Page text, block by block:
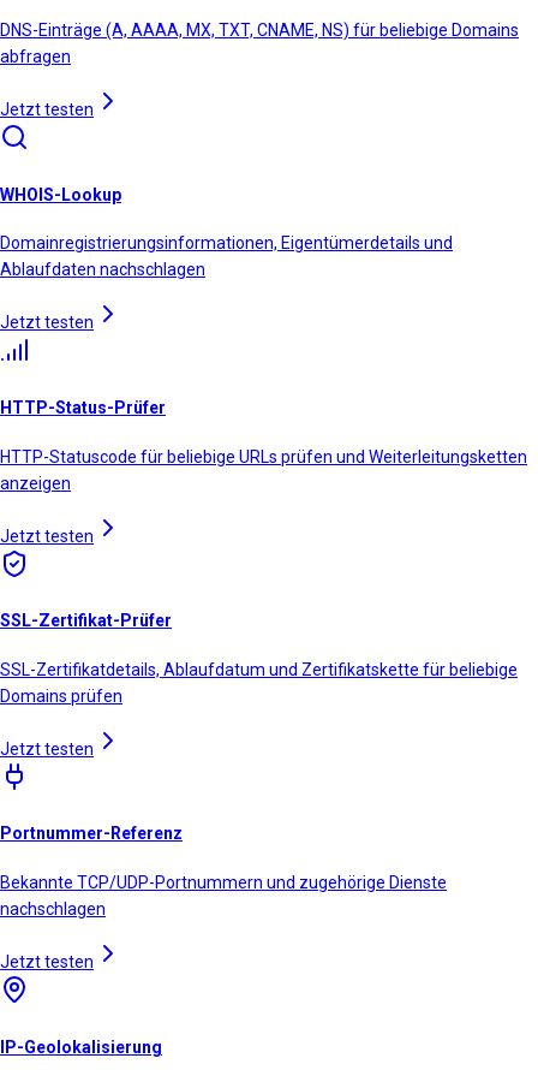
DNS-Einträge (A, AAAA, MX, TXT, CNAME, NS) für beliebige Domains
abfragen
Jetzt testen
WHOIS-Lookup
Domainregistrierungsinformationen, Eigentümerdetails und
Ablaufdaten nachschlagen
Jetzt testen
HTTP-Status-Prüfer
HTTP-Statuscode für beliebige URLs prüfen und Weiterleitungsketten
anzeigen
Jetzt testen
SSL-Zertifikat-Prüfer
SSL-Zertifikatdetails, Ablaufdatum und Zertifikatskette für beliebige
Domains prüfen
Jetzt testen
Portnummer-Referenz
Bekannte TCP/UDP-Portnummern und zugehörige Dienste
nachschlagen
Jetzt testen
IP-Geolokalisierung